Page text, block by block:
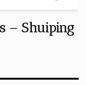
– Shuiping